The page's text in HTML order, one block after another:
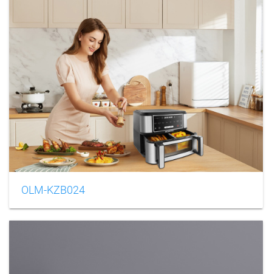
OLM-KZB024